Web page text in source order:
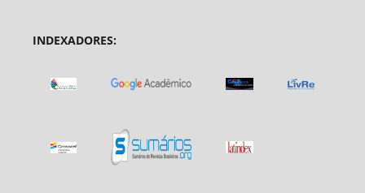
INDEXADORES: